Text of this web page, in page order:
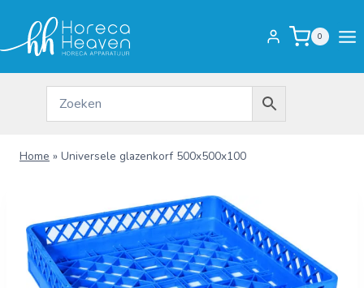
inhoud
0
Home » Universele glazenkorf 500x500x100